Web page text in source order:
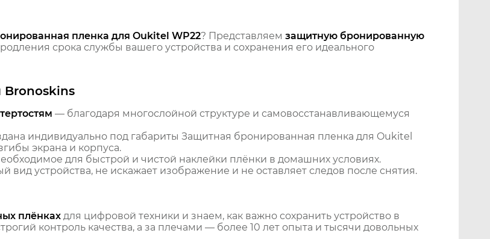
пленка для Oukitel WP22? Представляем защитную бронированную
срока службы вашего устройства и сохранения его идеального
— благодаря многослойной структуре и самовосстанавливающемуся
индивидуально под габариты Защитная бронированная пленка для Oukitel
экрана и корпуса.
для быстрой и чистой наклейки плёнки в домашних условиях.
вид устройства, не искажает изображение и не оставляет следов после снятия.
плёнках для цифровой техники и знаем, как важно сохранить устройство в
контроль качества, а за плечами — более 10 лет опыта и тысячи довольных